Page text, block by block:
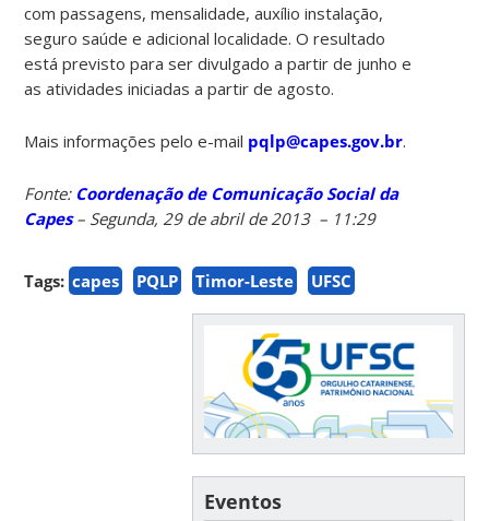
com passagens, mensalidade, auxílio instalação,
seguro saúde e adicional localidade. O resultado
está previsto para ser divulgado a partir de junho e
as atividades iniciadas a partir de agosto.
Mais informações pelo e-mail pqlp@capes.gov.br.
Fonte: Coordenação de Comunicação Social da
Capes– Segunda, 29 de abril de 2013 – 11:29
Tags: capes PQLP Timor-Leste UFSC
Eventos